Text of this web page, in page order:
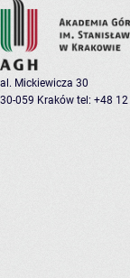
al. Mickiewicza 30
30-059 Kraków tel: +48